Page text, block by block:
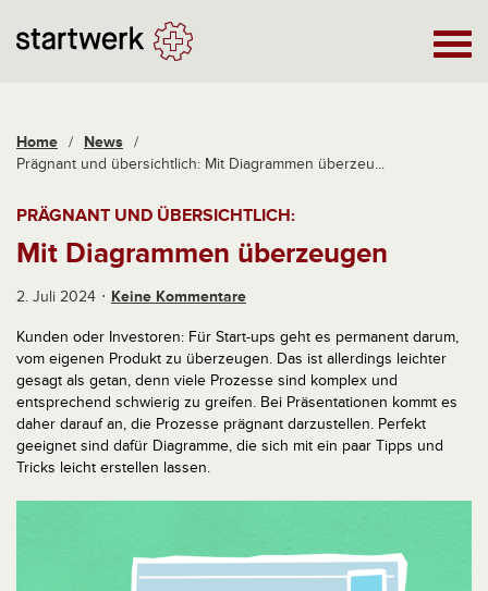
Home / News /
Prägnant und übersichtlich: Mit Diagrammen überzeu...
PRÄGNANT UND ÜBERSICHTLICH:
Mit Diagrammen überzeugen
2. Juli 2024 Keine Kommentare
Kunden oder Investoren: Für Start-ups geht es permanent darum,
vom eigenen Produkt zu überzeugen. Das ist allerdings leichter
gesagt als getan, denn viele Prozesse sind komplex und
entsprechend schwierig zu greifen. Bei Präsentationen kommt es
daher darauf an, die Prozesse prägnant darzustellen. Perfekt
geeignet sind dafür Diagramme, die sich mit ein paar Tipps und
Tricks leicht erstellen lassen.